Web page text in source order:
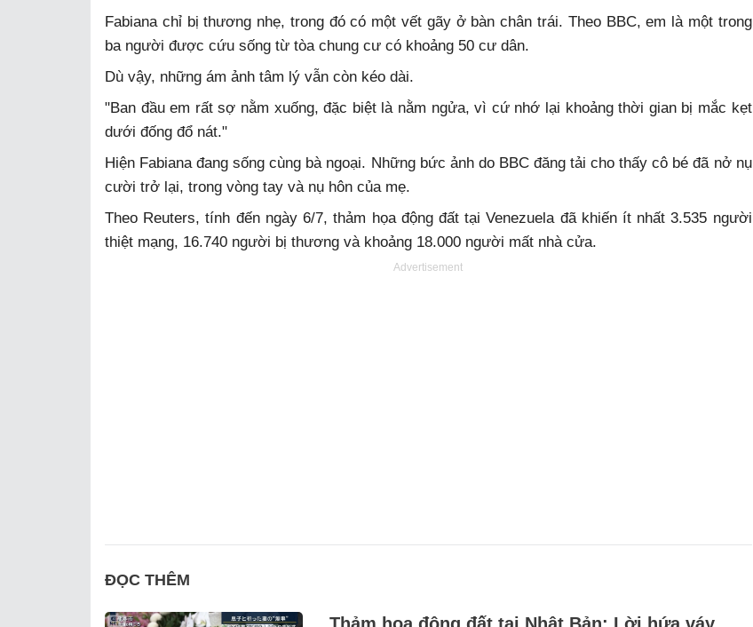
Fabiana chỉ bị thương nhẹ, trong đó có một vết gãy ở bàn chân trái. Theo BBC, em là một trong
ba người được cứu sống từ tòa chung cư có khoảng 50 cư dân.
Dù vậy, những ám ảnh tâm lý vẫn còn kéo dài.
"Ban đầu em rất sợ nằm xuống, đặc biệt là nằm ngửa, vì cứ nhớ lại khoảng thời gian bị mắc kẹt
dưới đống đổ nát."
Hiện Fabiana đang sống cùng bà ngoại. Những bức ảnh do BBC đăng tải cho thấy cô bé đã nở nụ
cười trở lại, trong vòng tay và nụ hôn của mẹ.
Theo Reuters, tính đến ngày 6/7, thảm họa động đất tại Venezuela đã khiến ít nhất 3.535 người
thiệt mạng, 16.740 người bị thương và khoảng 18.000 người mất nhà cửa.
Advertisement
ĐỌC THÊM
Thảm họa động đất tại Nhật Bản: Lời hứa váy